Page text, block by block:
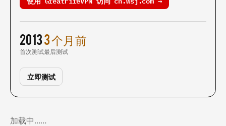
2013
首次测试
3 个月前
最后测试
立即测试
加载中……